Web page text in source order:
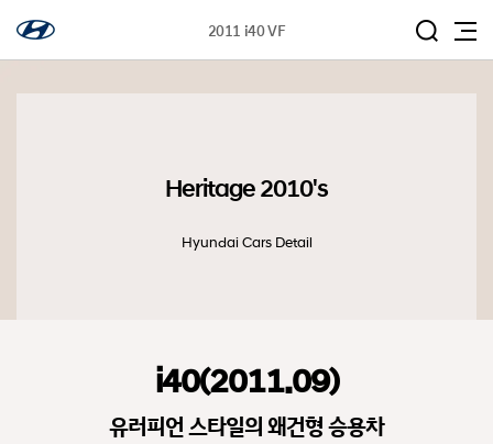
2011 i40 VF
Heritage 2010's
Hyundai Cars Detail
i40(2011.09)
유러피언 스타일의 왜건형 승용차